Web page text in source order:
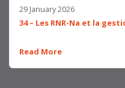
29 January 2026
34 – Les RNR-Na et la
Read More